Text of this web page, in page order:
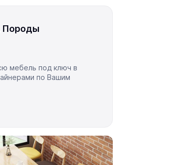
Породы
мебель под ключ в
по Вашим